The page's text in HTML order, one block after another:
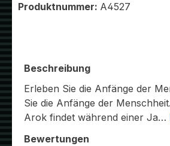
Produktnummer: A4527
Beschreibung
Erleben Sie die Anfänge der
Sie die Anfänge der
Arok findet während einer Ja…
Bewertungen